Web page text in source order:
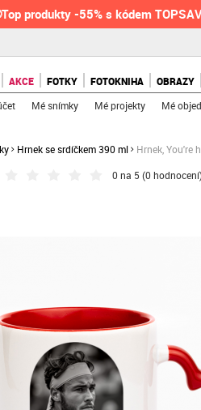
produkty -55% s kódem
AKCE FOTKY FOTOKNIHA OBRAZY
Mé snímky Mé projekty Mé
Hrnek se srdíčkem 390 ml Hrnek, You're
0 na 5 (0 hodnocení